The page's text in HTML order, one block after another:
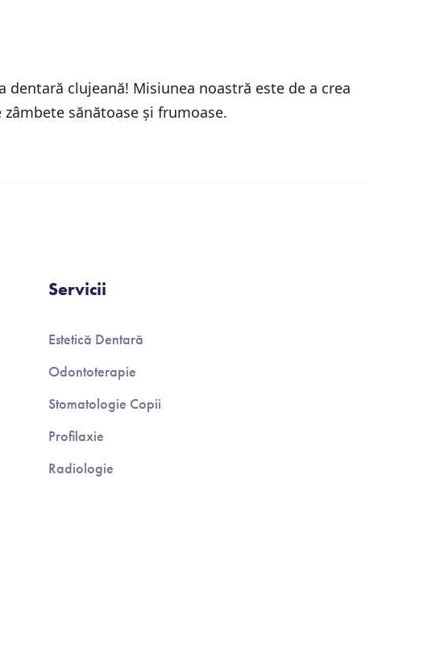
dentară clujeană! Misiunea noastră este de a crea
sănătoase și frumoase.
Servicii
Estetică Dentară
Odontoterapie
Stomatologie Copii
Profilaxie
Radiologie